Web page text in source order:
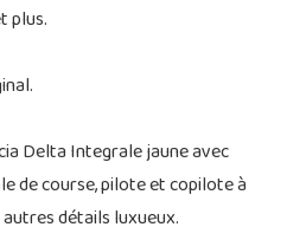
plus.
Delta Integrale jaune avec
de course, pilote et copilote à
détails luxueux.